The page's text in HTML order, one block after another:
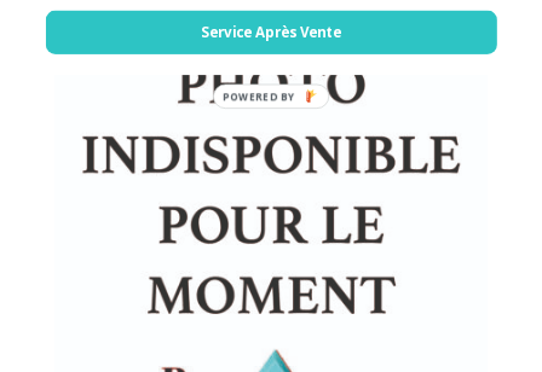
Service Après Vente
POWERED BY